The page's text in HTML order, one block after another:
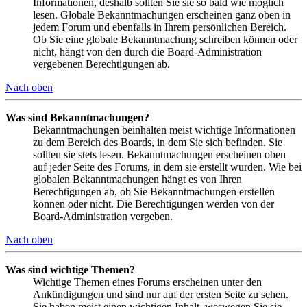
lesen. Globale Bekanntmachungen erscheinen ganz oben in
jedem Forum und ebenfalls in Ihrem persönlichen Bereich.
Ob Sie eine globale Bekanntmachung schreiben können oder
nicht, hängt von den durch die Board-Administration
vergebenen Berechtigungen ab.
Nach oben
Was sind Bekanntmachungen?
Bekanntmachungen beinhalten meist wichtige Informationen
zu dem Bereich des Boards, in dem Sie sich befinden. Sie
sollten sie stets lesen. Bekanntmachungen erscheinen oben
auf jeder Seite des Forums, in dem sie erstellt wurden. Wie bei
globalen Bekanntmachungen hängt es von Ihren
Berechtigungen ab, ob Sie Bekanntmachungen erstellen
können oder nicht. Die Berechtigungen werden von der
Board-Administration vergeben.
Nach oben
Was sind wichtige Themen?
Wichtige Themen eines Forums erscheinen unter den
Ankündigungen und sind nur auf der ersten Seite zu sehen.